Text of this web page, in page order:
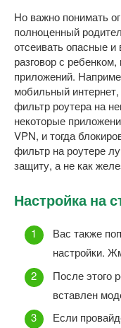
Но важно понимать
полноценный
отсеивать опасные
разговор с
приложений.
мобильный
фильтр роутера на
некоторые
VPN, и тогда
фильтр на роутере
защиту, а не как
Настройка на
Вас также
настройки.
После этого
вставлен
Если